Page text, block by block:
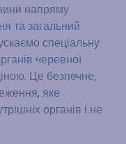
напряму
та загальний
спеціальну
черевної
Це безпечне,
яке
органів і не